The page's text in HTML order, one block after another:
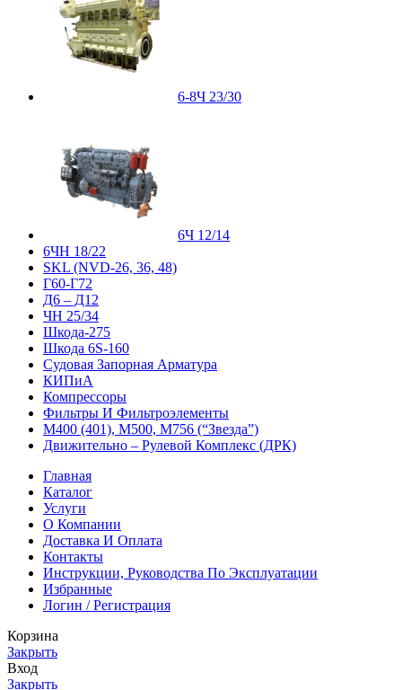
6-8Ч 23/30
6Ч 12/14
6ЧН 18/22
SKL (NVD-26, 36, 48)
Г60-Г72
Д6 – Д12
ЧН 25/34
Шкода-275
Шкода 6S-160
Судовая Запорная Арматура
КИПиА
Компрессоры
Фильтры И Фильтроэлементы
М400 (401), М500, М756 (“Звезда”)
Движительно – Рулевой Комплекс (ДРК)
Главная
Каталог
Услуги
О Компании
Доставка И Оплата
Контакты
Инструкции, Руководства По Эксплуатации
Избранные
Логин / Регистрация
Корзина
Закрыть
Вход
Закрыть